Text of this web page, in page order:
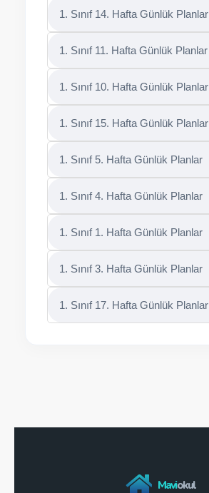
1. Sınıf 14. Hafta Günlük Planlar
1. Sınıf 11. Hafta Günlük Planlar
1. Sınıf 10. Hafta Günlük Planlar
1. Sınıf 15. Hafta Günlük Planlar
1. Sınıf 5. Hafta Günlük Planlar
1. Sınıf 4. Hafta Günlük Planlar
1. Sınıf 1. Hafta Günlük Planlar
1. Sınıf 3. Hafta Günlük Planlar
1. Sınıf 17. Hafta Günlük Planlar
Maviokul